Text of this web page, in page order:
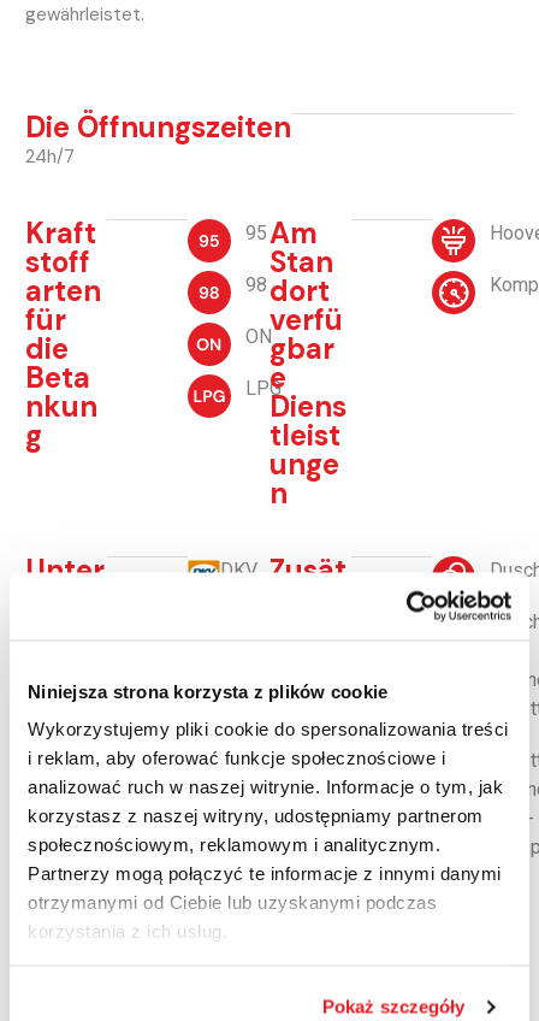
Niniejsza strona korzysta z plików cookie
Wykorzystujemy pliki cookie do spersonalizowania treści
i reklam, aby oferować funkcje społecznościowe i
analizować ruch w naszej witrynie. Informacje o tym, jak
korzystasz z naszej witryny, udostępniamy partnerom
społecznościowym, reklamowym i analitycznym.
Partnerzy mogą połączyć te informacje z innymi danymi
otrzymanymi od Ciebie lub uzyskanymi podczas
korzystania z ich usług.
Pokaż szczegóły
gewährleistet.
Die Öffnungszeiten
24h/7
Kraft
stoff
arten
für
die
Beta
nkun
g
95
98
ON
LPG
Am
Stan
dort
verfü
gbar
e
Diens
tleist
unge
n
Unter
enka
rten
DKV
OnTurtle
EUROWA
G
Andamur
CRT-
Partner
IDS
Zusät
tleist
unge
n
WiFi-